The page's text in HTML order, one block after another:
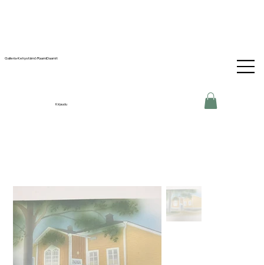
Galleria-Kehystämö RaamiDaamit
Kirjaudu